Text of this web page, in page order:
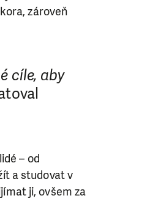
zároveň
cíle, aby
– od
a studovat v
ji, ovšem za